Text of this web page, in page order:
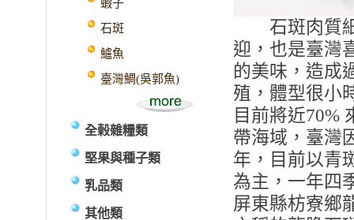
蝦子
石斑
鱸魚
臺灣鯛(吳郭魚)
全榖雜糧類
堅果與種子類
乳品類
其他類
石斑肉質細
迎，也是臺灣
的美味，造成
殖，體型很小
目前將近70%
帶海域，臺灣
年，目前以青
為主，一年四
屏東縣枋寮鄉